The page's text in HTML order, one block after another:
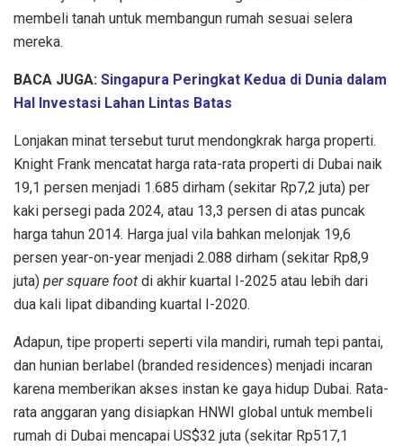
membeli tanah untuk membangun rumah sesuai selera
mereka.
BACA JUGA: Singapura Peringkat Kedua di Dunia dalam
Hal Investasi Lahan Lintas Batas
Lonjakan minat tersebut turut mendongkrak harga properti.
Knight Frank mencatat harga rata-rata properti di Dubai naik
19,1 persen menjadi 1.685 dirham (sekitar Rp7,2 juta) per
kaki persegi pada 2024, atau 13,3 persen di atas puncak
harga tahun 2014. Harga jual vila bahkan melonjak 19,6
persen year-on-year menjadi 2.088 dirham (sekitar Rp8,9
juta) per square foot di akhir kuartal I-2025 atau lebih dari
dua kali lipat dibanding kuartal I-2020.
Adapun, tipe properti seperti vila mandiri, rumah tepi pantai,
dan hunian berlabel (branded residences) menjadi incaran
karena memberikan akses instan ke gaya hidup Dubai. Rata-
rata anggaran yang disiapkan HNWI global untuk membeli
rumah di Dubai mencapai US$32 juta (sekitar Rp517,1